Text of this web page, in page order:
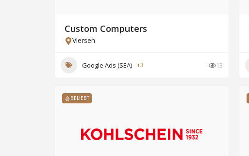
Custom Computers
Viersen
Google Ads (SEA) +3 13
BELIEBT